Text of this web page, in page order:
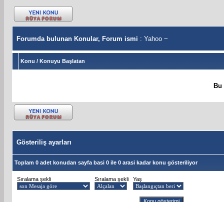
Forumda bulunan Konular, Forum ismi : Yahoo ~
Konu / Konuyu Başlatan
Bu
Gösteriliş ayarları
Toplam 0 adet konudan sayfa basi 0 ile 0 arasi kadar konu gösteriliyor
Sıralama şekli Sıralama şekli Yaş